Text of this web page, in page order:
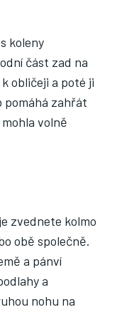
koleny
část zad na
obličeji a poté ji
pomáhá zahřát
volně
zvednete kolmo
obě společně.
a pánví
a
nohu na